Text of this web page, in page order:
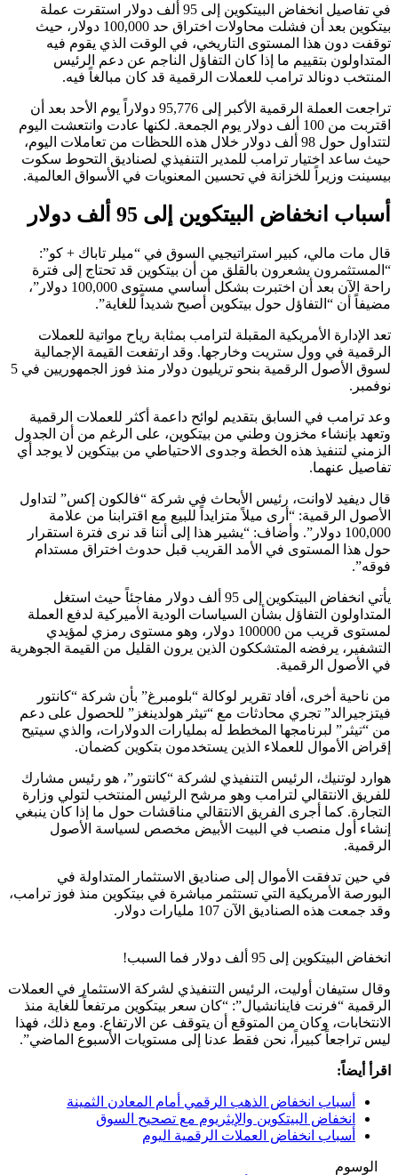
في تفاصيل انخفاض البيتكوين إلى 95 ألف دولار استقرت عملة
بيتكوين بعد أن فشلت محاولات اختراق حد 100,000 دولار، حيث
توقفت دون هذا المستوى التاريخي، في الوقت الذي يقوم فيه
المتداولون بتقييم ما إذا كان التفاؤل الناجم عن دعم الرئيس
المنتخب دونالد ترامب للعملات الرقمية قد كان مبالغاً فيه.
تراجعت العملة الرقمية الأكبر إلى 95,776 دولاراً يوم الأحد بعد أن
اقتربت من 100 ألف دولار يوم الجمعة. لكنها عادت وانتعشت اليوم
لتتداول حول 98 ألف دولار خلال هذه اللحظات من تعاملات اليوم،
حيث ساعد اختيار ترامب للمدير التنفيذي لصناديق التحوط سكوت
بيسينت وزيراً للخزانة في تحسين المعنويات في الأسواق العالمية.
أسباب انخفاض البيتكوين إلى 95 ألف دولار
قال مات مالي، كبير استراتيجيي السوق في “ميلر تاباك + كو”:
“المستثمرون يشعرون بالقلق من أن بيتكوين قد تحتاج إلى فترة
راحة الآن بعد أن اختبرت بشكل أساسي مستوى 100,000 دولار”،
مضيفاً أن “التفاؤل حول بيتكوين أصبح شديداً للغاية”.
تعد الإدارة الأمريكية المقبلة لترامب بمثابة رياح مواتية للعملات
الرقمية في وول ستريت وخارجها. وقد ارتفعت القيمة الإجمالية
لسوق الأصول الرقمية بنحو تريليون دولار منذ فوز الجمهوريين في 5
نوفمبر.
وعد ترامب في السابق بتقديم لوائح داعمة أكثر للعملات الرقمية
وتعهد بإنشاء مخزون وطني من بيتكوين، على الرغم من أن الجدول
الزمني لتنفيذ هذه الخطة وجدوى الاحتياطي من بيتكوين لا يوجد أي
تفاصيل عنهما.
قال ديفيد لاوانت، رئيس الأبحاث في شركة “فالكون إكس” لتداول
الأصول الرقمية: “أرى ميلاً متزايداً للبيع مع اقترابنا من علامة
100,000 دولار”. وأضاف: “يشير هذا إلى أننا قد نرى فترة استقرار
حول هذا المستوى في الأمد القريب قبل حدوث اختراق مستدام
فوقه”.
يأتي انخفاض البيتكوين إلى 95 ألف دولار مفاجئاً حيث استغل
المتداولون التفاؤل بشأن السياسات الودية الأميركية لدفع العملة
لمستوى قريب من 100000 دولار، وهو مستوى رمزي لمؤيدي
التشفير، يرفضه المتشككون الذين يرون القليل من القيمة الجوهرية
في الأصول الرقمية.
من ناحية أخرى، أفاد تقرير لوكالة “بلومبرغ” بأن شركة “كانتور
فيتزجيرالد” تجري محادثات مع “تيثر هولدينغز” للحصول على دعم
من “تيثر” لبرنامجها المخطط له بمليارات الدولارات، والذي سيتيح
إقراض الأموال للعملاء الذين يستخدمون بتكوين كضمان.
هوارد لوتنيك، الرئيس التنفيذي لشركة “كانتور”، هو رئيس مشارك
للفريق الانتقالي لترامب وهو مرشح الرئيس المنتخب لتولي وزارة
التجارة. كما أجرى الفريق الانتقالي مناقشات حول ما إذا كان ينبغي
إنشاء أول منصب في البيت الأبيض مخصص لسياسة الأصول
الرقمية.
في حين تدفقت الأموال إلى صناديق الاستثمار المتداولة في
البورصة الأمريكية التي تستثمر مباشرة في بيتكوين منذ فوز ترامب،
وقد جمعت هذه الصناديق الآن 107 مليارات دولار.
انخفاض البيتكوين إلى 95 ألف دولار فما السبب!
وقال ستيفان أوليت، الرئيس التنفيذي لشركة الاستثمار في العملات
الرقمية “فرنت فاينانشيال”: “كان سعر بيتكوين مرتفعاً للغاية منذ
الانتخابات، وكان من المتوقع أن يتوقف عن الارتفاع. ومع ذلك، فهذا
ليس تراجعاً كبيراً، نحن فقط عدنا إلى مستويات الأسبوع الماضي”.
اقرأ أيضاً:
أسباب انخفاض الذهب الرقمي أمام المعادن الثمينة
انخفاض البيتكوين والإيثريوم مع تصحيح السوق
أسباب انخفاض العملات الرقمية اليوم
الوسوم